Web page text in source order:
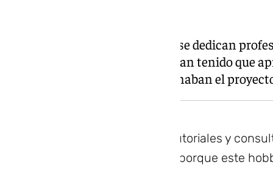
Ni Pablo Díaz ni Onofre Wayne se dedican
videojuegos, por lo que ambos han tenido que
autodidacta mientras compaginaban el
He aprendido viendo tutoriales y
momentos muy duros porque este